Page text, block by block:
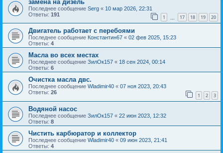
замена на дизель
Последнее сообщение Serg « 10 мар 2026, 22:31
Ответы: 191 1 17 18 19 20
Двигатель работает с перебоями
Последнее сообщение Константин67 « 02 фев 2025, 15:23
Ответы: 4
Масла во всех местах
Последнее сообщение ЗилОк157 « 18 сен 2024, 00:14
Ответы: 6
Очистка масла двс.
Последнее сообщение Wladimir40 « 07 ноя 2023, 20:43
Ответы: 26 1 2 3
Водяной насос
Последнее сообщение ЗилОк157 « 22 июн 2023, 12:32
Ответы: 8
Чистить карбюратор и коллектор
Последнее сообщение Wladimir40 « 09 июн 2023, 21:41
Ответы: 4